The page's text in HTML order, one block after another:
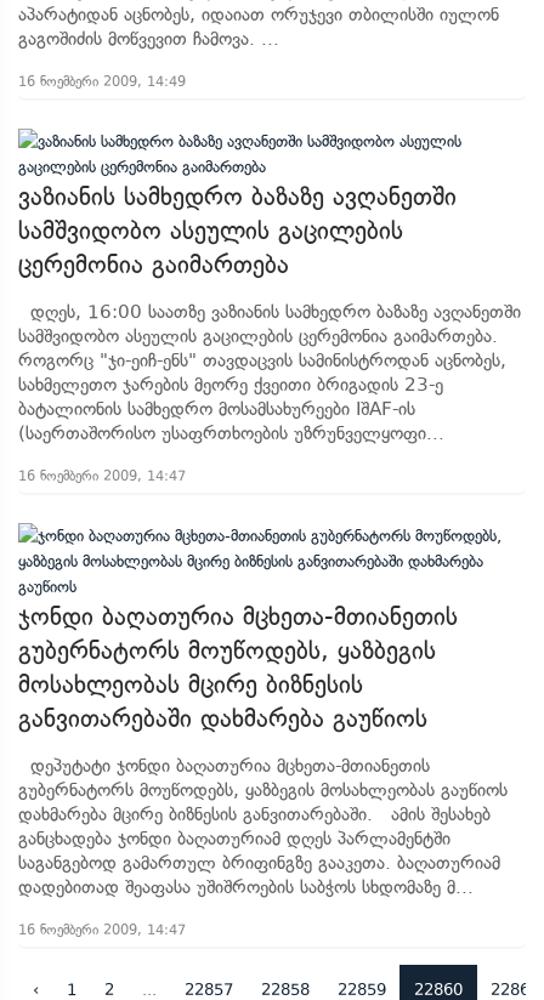
აპარატიდან აცნობეს, იდაიათ ორუჯევი თბილისში იულონ
გაგოშიძის მოწვევით ჩამოვა. ...
16 ნოემბერი 2009, 14:49
ვაზიანის სამხედრო ბაზაზე ავღანეთში
სამშვიდობო ასეულის გაცილების
ცერემონია გაიმართება
დღეს, 16:00 საათზე ვაზიანის სამხედრო ბაზაზე ავღანეთში
სამშვიდობო ასეულის გაცილების ცერემონია გაიმართება.
როგორც "ჯი-ეიჩ-ენს" თავდაცვის სამინისტროდან აცნობეს,
სახმელეთო ჯარების მეორე ქვეითი ბრიგადის 23-ე
ბატალიონის სამხედრო მოსამსახურეები IშAF-ის
(საერთაშორისო უსაფრთხოების უზრუნველყოფი...
16 ნოემბერი 2009, 14:47
ჯონდი ბაღათურია მცხეთა-მთიანეთის
გუბერნატორს მოუწოდებს, ყაზბეგის
მოსახლეობას მცირე ბიზნესის
განვითარებაში დახმარება გაუწიოს
დეპუტატი ჯონდი ბაღათურია მცხეთა-მთიანეთის
გუბერნატორს მოუწოდებს, ყაზბეგის მოსახლეობას გაუწიოს
დახმარება მცირე ბიზნესის განვითარებაში. ამის შესახებ
განცხადება ჯონდი ბაღათურიამ დღეს პარლამენტში
საგანგებოდ გამართულ ბრიფინგზე გააკეთა. ბაღათურიამ
დადებითად შეაფასა უშიშროების საბჭოს სხდომაზე მ...
16 ნოემბერი 2009, 14:47
‹ 1 2 ... 22857 22858 22859 22860 22861